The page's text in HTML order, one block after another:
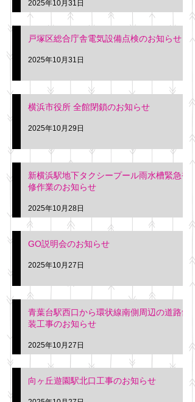
2025年10月31日
戸塚区総合庁舎電気設備点検のお知らせ
2025年10月31日
横浜市役所 全館閉鎖のお知らせ
2025年10月29日
新横浜駅地下タクシープール雨水槽緊急補
修作業のお知らせ
2025年10月28日
GO説明会のお知らせ
2025年10月27日
青葉台駅西口から環状線南側周辺の道路舗
装工事のお知らせ
2025年10月27日
向ヶ丘遊園駅北口工事のお知らせ